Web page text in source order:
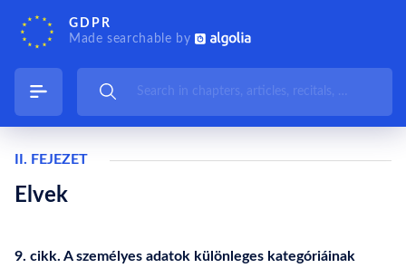
GDPR
Made searchable by
II. FEJEZET
Elvek
9. cikk. A személyes adatok különleges kategóriáinak